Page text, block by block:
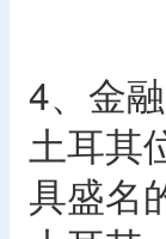
4、金
土耳其
具盛名